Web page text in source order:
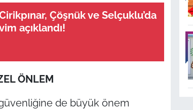
Çöşnük ve Selçuklu’da
açıklandı!
ÖNLEM
de büyük önem